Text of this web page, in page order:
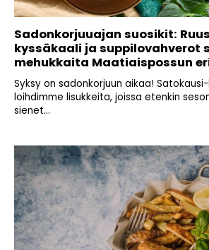
Sadonkorjuuajan suosikit:
kyssäkaali ja suppilovahverot
mehukkaita Maatiaispossun
Syksy on sadonkorjuun aikaa!
loihdimme lisukkeita, joissa etenkin
sienet...